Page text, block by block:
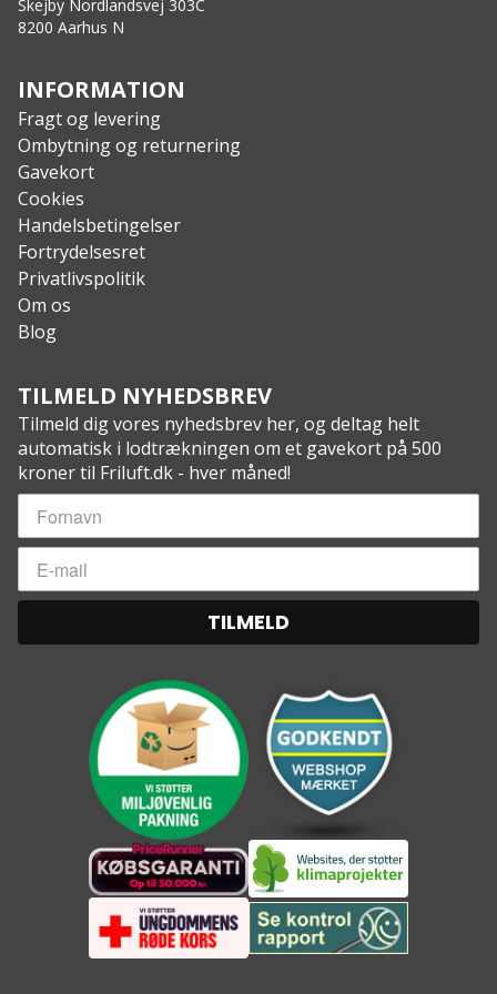
belægning.
Skejby Nordlandsvej 303C
8200 Aarhus N
INFORMATION
Fragt og levering
Ombytning og returnering
Gavekort
Cookies
Handelsbetingelser
Fortrydelsesret
Privatlivspolitik
Om os
Blog
TILMELD NYHEDSBREV
Tilmeld dig vores nyhedsbrev her, og deltag helt
automatisk i lodtrækningen om et gavekort på 500
kroner til Friluft.dk - hver måned!
TILMELD